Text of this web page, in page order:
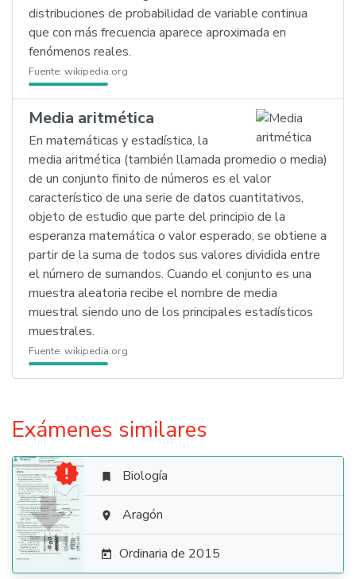
distribuciones de probabilidad de variable continua
que con más frecuencia aparece aproximada en
fenómenos reales.
Fuente: wikipedia.org
Media aritmética
En matemáticas y estadística, la
media aritmética (también llamada promedio o media)
de un conjunto finito de números es el valor
característico de una serie de datos cuantitativos,
objeto de estudio que parte del principio de la
esperanza matemática o valor esperado, se obtiene a
partir de la suma de todos sus valores dividida entre
el número de sumandos. Cuando el conjunto es una
muestra aleatoria recibe el nombre de media
muestral siendo uno de los principales estadísticos
muestrales.
Fuente: wikipedia.org
Exámenes similares

  Biología
 Aragón
 Ordinaria de 2015